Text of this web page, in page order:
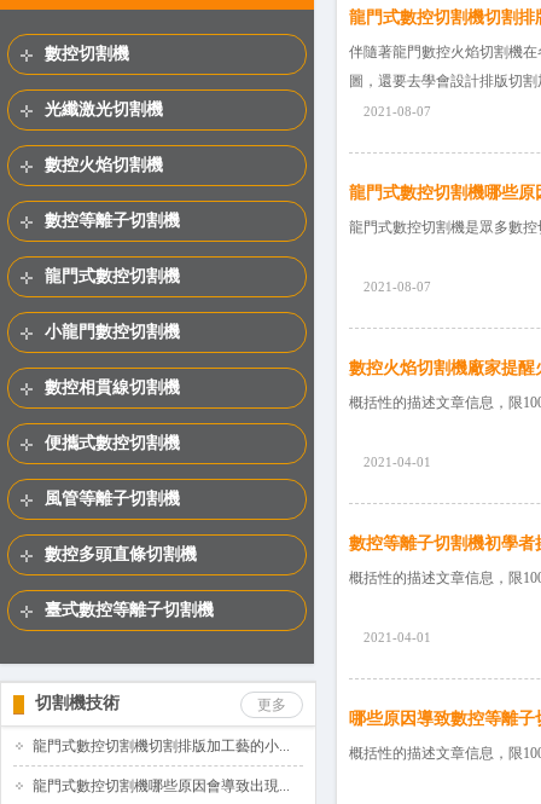
數控切割機
光纖激光切割機
數控火焰切割機
數控等離子切割機
龍門式數控切割機
小龍門數控切割機
數控相貫線切割機
便攜式數控切割機
風管等離子切割機
數控多頭直條切割機
臺式數控等離子切割機
更多
切割機技術
龍門式數控切割機切割排版加工藝的小...
龍門式數控切割機哪些原因會導致出現...
龍門式數控切割機切割排
伴隨著龍門數控火焰切割機
圖，還要去學會設計排版切
2021-08-07
龍門式數控切割機哪些原
龍門式數控切割機是眾多數
2021-08-07
數控火焰切割機廠家提
概括性的描述文章信息，限
2021-04-01
數控等離子切割機初學
概括性的描述文章信息，限
2021-04-01
哪些原因導致數控等離
概括性的描述文章信息，限